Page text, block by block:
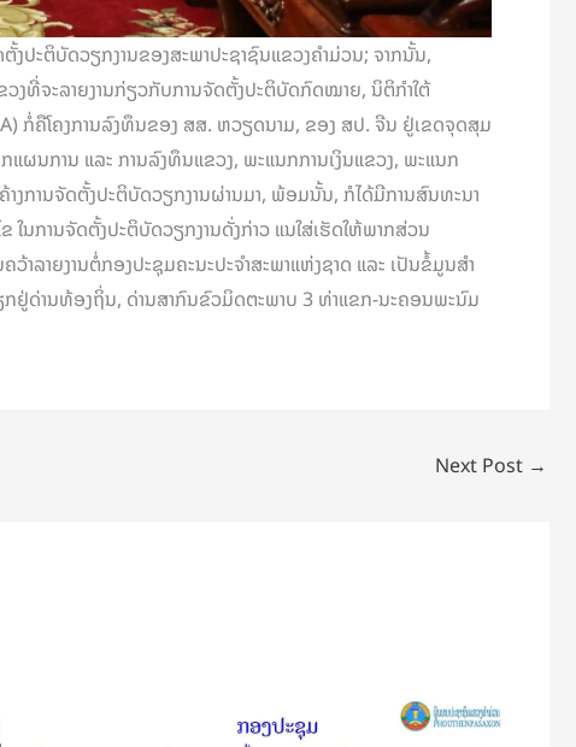
ປະຕິບັດວຽກງານຂອງສະພາປະຊາຊົນແຂວງຄຳມ່ວນ; ຈາກນັ້ນ,
ງທີ່ຈະລາຍງານກ່ຽວກັບການຈັດຕັ້ງປະຕິບັດກົດໝາຍ, ນິຕິກຳໃຕ້
ກໍ່ຄືໂຄງການລົງທຶນຂອງ ສສ. ຫວຽດນາມ, ຂອງ ສປ. ຈີນ ຢູ່ເຂດຈຸດສຸມ
ຜນການ ແລະ ການລົງທຶນແຂວງ, ພະແນກການເງິນແຂວງ, ພະແນກ
າງການຈັດຕັ້ງປະຕິບັດວຽກງານຜ່ານມາ, ພ້ອມນັ້ນ, ກໍໄດ້ມີການສົນທະນາ
ນການຈັດຕັ້ງປະຕິບັດວຽກງານດັ່ງກ່າວ ແນໃສ່ເຮັດໃຫ້ພາກສ່ວນ
າຍງານຕໍ່ກອງປະຊຸມຄະນະປະຈຳສະພາແຫ່ງຊາດ ແລະ ເປັນຂໍ້ມູນສໍາ
ຢູ່ດ່ານທ້ອງຖິ່ນ, ດ່ານສາກົນຂົວມິດຕະພາບ 3 ທ່າແຂກ-ນະຄອນພະນົມ
Next Post →